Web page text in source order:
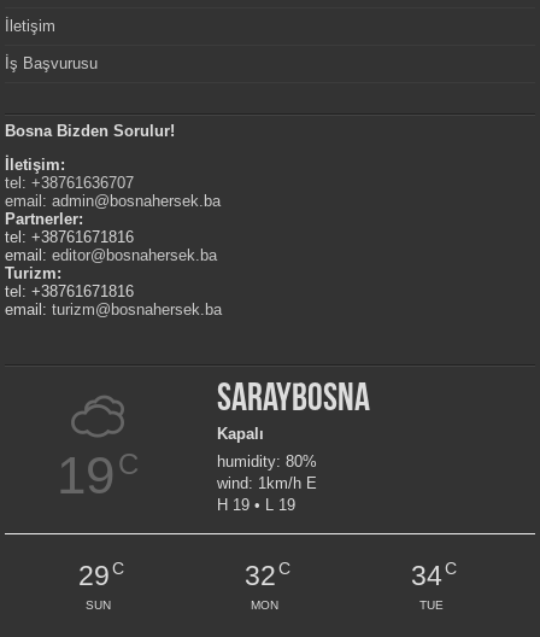
İletişim
İş Başvurusu
Bosna Bizden Sorulur!
İletişim:
tel: +38761636707
email:admin@bosnahersek.ba
Partnerler:
tel: +38761671816
email:editor@bosnahersek.ba
Turizm:
tel: +38761671816
email:turizm@bosnahersek.ba
19 C
Saraybosna
Kapalı
humidity: 80%
wind: 1km/h E
H 19 • L 19
29C
SUN
32C
MON
34C
TUE